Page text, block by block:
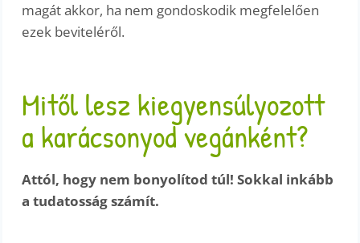
magát akkor, ha nem gondoskodik megfelelően
ezek beviteléről.
Mitől lesz kiegyensúlyozott
a karácsonyod vegánként?
Attól, hogy nem bonyolítod túl! Sokkal inkább
a tudatosság számít.